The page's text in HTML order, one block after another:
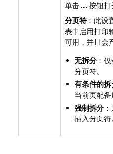
单击...按钮打
分页符：此设
表中启用打印
可用，并且会
无拆分：仅
分页符。
有条件的拆
当前页配备
强制拆分：
插入分页符。